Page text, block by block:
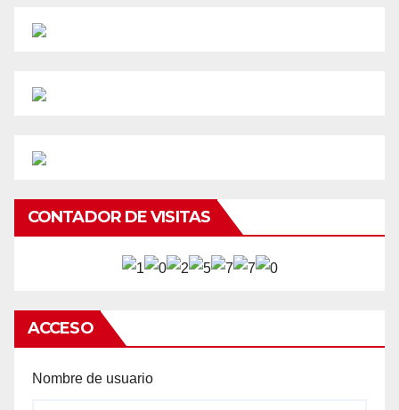
CONTADOR DE VISITAS
ACCESO
Nombre de usuario